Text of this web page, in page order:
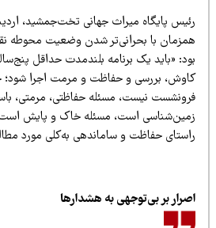
پایگاه میراث جهانی تخت‌جمشید،
با بحرانی‌تر شدن وضعیت محوطه
«باید یک برنامه بلندمدت حداقل پنج‌ساله
بررسی و حفاظت و مرمت اجرا شود؛ چون
نیست، مسئله حفاظتی، مرمتی،
است، مسئله خاک و پایش است و
حفاظت و ساماندهی به‌کلی مورد مطالعه و
بر بی‌توجهی به هشدارها